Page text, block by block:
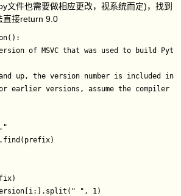
文件也需要做相应更改，视系统而定)，找到
直接return 9.0
of MSVC that was used to build
up, the version number is included in
earlier versions, assume the compiler
", 1)